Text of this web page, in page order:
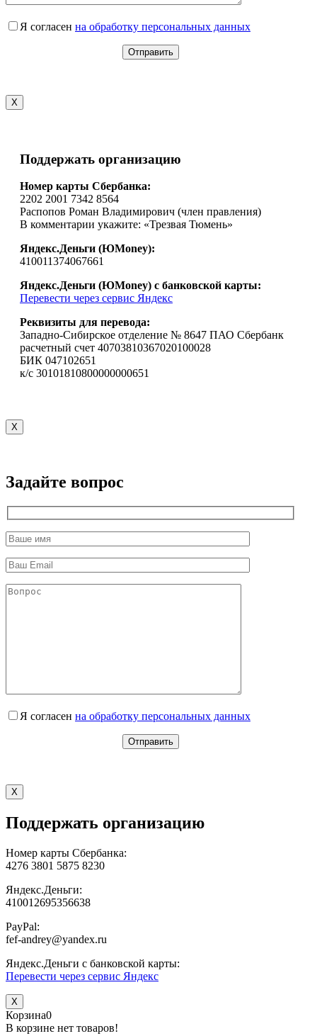
Я согласен на обработку персональных данных
X
Поддержать организацию
Номер карты Сбербанка:
2202 2001 7342 8564
Распопов Роман Владимирович (член правления)
В комментарии укажите: «Трезвая Тюмень»
Яндекс.Деньги (ЮMoney):
410011374067661
Яндекс.Деньги (ЮMoney) с банковской карты:
Перевести через сервис Яндекс
Реквизиты для перевода:
Западно-Сибирское отделение № 8647 ПАО Сбербанк
расчетный счет 40703810367020100028
БИК 047102651
к/с 30101810800000000651
X
Задайте вопрос
Я согласен на обработку персональных данных
X
Поддержать организацию
Номер карты Сбербанка:
4276 3801 5875 8230
Яндекс.Деньги:
410012695356638
PayPal:
fef-andrey@yandex.ru
Яндекс.Деньги с банковской карты:
Перевести через сервис Яндекс
X
Корзина0
В корзине нет товаров!